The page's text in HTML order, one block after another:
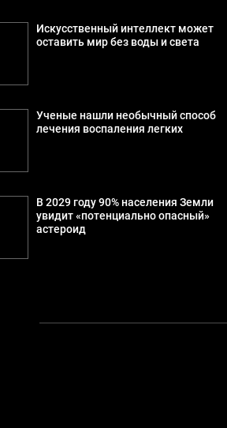
Искусственный интеллект может
оставить мир без воды и света
Ученые нашли необычный способ
лечения воспаления легких
В 2029 году 90% населения Земли
увидит «потенциально опасный»
астероид